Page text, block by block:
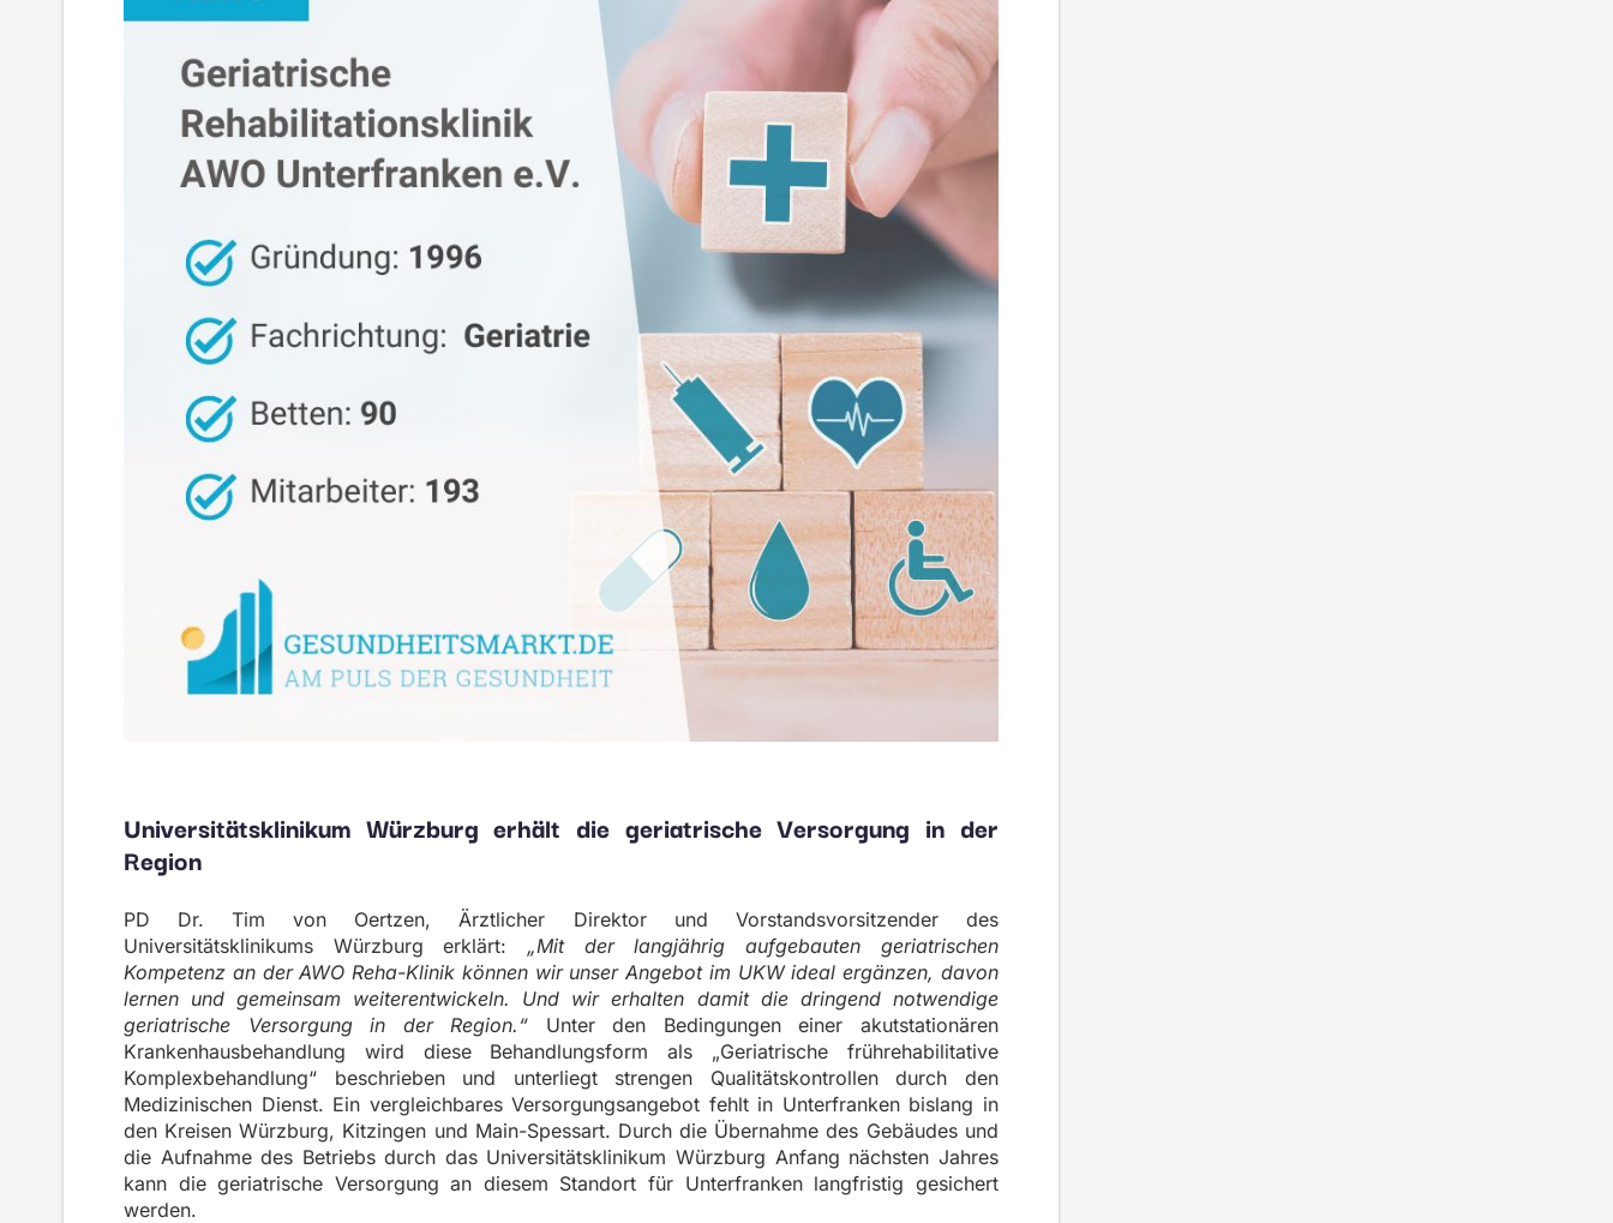
Universitätsklinikum Würzburg erhält die geriatrische Versorgung in der
Region
PD Dr. Tim von Oertzen, Ärztlicher Direktor und Vorstandsvorsitzender des
Universitätsklinikums Würzburg erklärt: „Mit der langjährig aufgebauten geriatrischen
Kompetenz an der AWO Reha-Klinik können wir unser Angebot im UKW ideal ergänzen, davon
lernen und gemeinsam weiterentwickeln. Und wir erhalten damit die dringend notwendige
geriatrische Versorgung in der Region.“ Unter den Bedingungen einer akutstationären
Krankenhausbehandlung wird diese Behandlungsform als „Geriatrische frührehabilitative
Komplexbehandlung“ beschrieben und unterliegt strengen Qualitätskontrollen durch den
Medizinischen Dienst. Ein vergleichbares Versorgungsangebot fehlt in Unterfranken bislang in
den Kreisen Würzburg, Kitzingen und Main-Spessart. Durch die Übernahme des Gebäudes und
die Aufnahme des Betriebs durch das Universitätsklinikum Würzburg Anfang nächsten Jahres
kann die geriatrische Versorgung an diesem Standort für Unterfranken langfristig gesichert
werden.